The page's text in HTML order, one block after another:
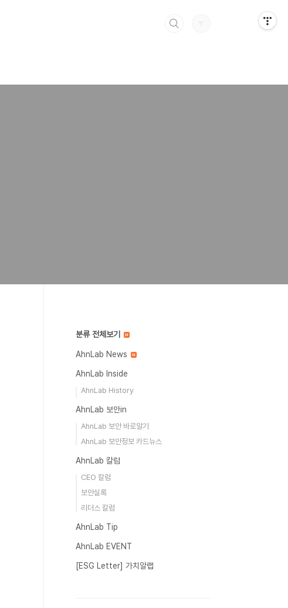
분류 전체보기
AhnLab News
AhnLab Inside
AhnLab History
AhnLab 보안in
AhnLab 보안 바로알기
AhnLab 보안정보 카드뉴스
AhnLab 칼럼
CEO 칼럼
보안실록
리더스 칼럼
AhnLab Tip
AhnLab EVENT
[ESG Letter] 가치알랩